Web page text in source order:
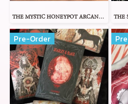
THE MYSTIC HONEYPOT ARCANA TAROT
Pre-Order